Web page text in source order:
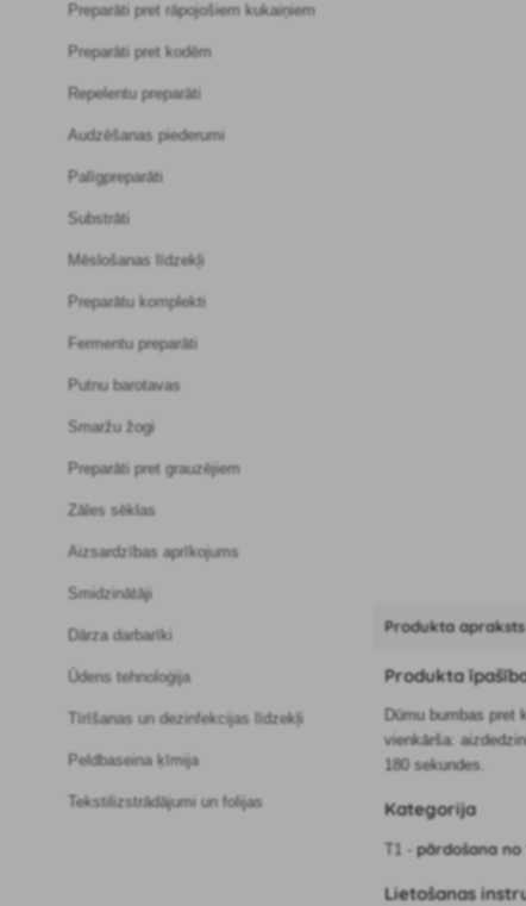
Preparāti pret rāpojošiem kukaiņiem
Preparāti pret kodēm
Repelentu preparāti
Audzēšanas piederumi
Palīgpreparāti
Substrāti
Mēslošanas līdzekļi
Preparātu komplekti
Fermentu preparāti
Putnu barotavas
Smaržu žogi
Preparāti pret grauzējiem
Zāles sēklas
Aizsardzības aprīkojums
Smidzinātāji
Dārza darbarīki
Ūdens tehnoloģija
Tīrīšanas un dezinfekcijas līdzekļi
Peldbaseina ķīmija
Tekstilizstrādājumi un folijas
Produkta apraksts
Produkta
Dūmu bumbas
vienkārša:
180 sekundes.
Kategorija
T1 -pārdošana no
Lietošanas